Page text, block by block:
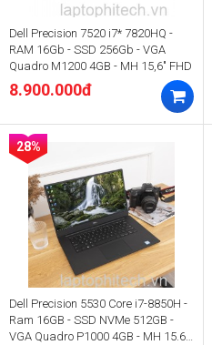
Dell Precision 7520 i7* 7820HQ -
RAM 16Gb - SSD 256Gb - VGA
Quadro M1200 4GB - MH 15,6" FHD
8.900.000đ
28%
Dell Precision 5530 Core i7-8850H -
Ram 16GB - SSD NVMe 512GB -
VGA Quadro P1000 4GB - MH 15.6"